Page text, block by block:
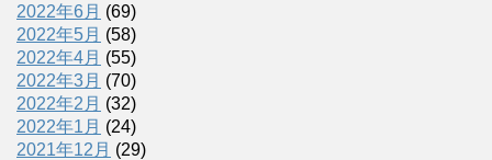
2022年6月 (69)
2022年5月 (58)
2022年4月 (55)
2022年3月 (70)
2022年2月 (32)
2022年1月 (24)
2021年12月 (29)